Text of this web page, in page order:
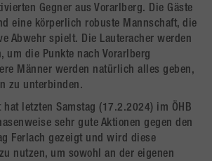
Gegner aus Vorarlberg. Die Gäste
eine körperlich robuste Mannschaft, die
Abwehr spielt. Die Lauteracher werden
die Punkte nach Vorarlberg
Männer werden natürlich alles geben,
zu unterbinden.
hat letzten Samstag (17.2.2024) im ÖHB
sehr gute Aktionen gegen den
Ferlach gezeigt und wird diese
nutzen, um sowohl an der eigenen